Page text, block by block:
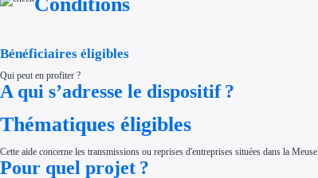
Outre-mer
Aides Région Guadeloupe
Aides Région Guyane
Aides Région Martinique
Aides Région Mayotte
Couvertures
Bénéficiaires éligibles
Qui peut en profiter ?
A qui s’adresse le dispositif ?
Thématiques éligibles
Cette aide concerne les transmissions ou reprises d'entreprises situées dans la Meuse.
Pour quel projet ?